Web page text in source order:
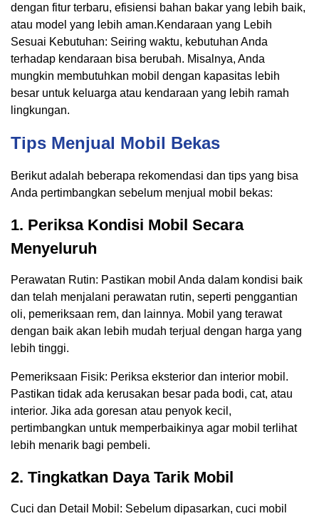
dengan fitur terbaru, efisiensi bahan bakar yang lebih baik,
atau model yang lebih aman.Kendaraan yang Lebih
Sesuai Kebutuhan: Seiring waktu, kebutuhan Anda
terhadap kendaraan bisa berubah. Misalnya, Anda
mungkin membutuhkan mobil dengan kapasitas lebih
besar untuk keluarga atau kendaraan yang lebih ramah
lingkungan.
Tips Menjual Mobil Bekas
Berikut adalah beberapa rekomendasi dan tips yang bisa
Anda pertimbangkan sebelum menjual mobil bekas:
1. Periksa Kondisi Mobil Secara
Menyeluruh
Perawatan Rutin: Pastikan mobil Anda dalam kondisi baik
dan telah menjalani perawatan rutin, seperti penggantian
oli, pemeriksaan rem, dan lainnya. Mobil yang terawat
dengan baik akan lebih mudah terjual dengan harga yang
lebih tinggi.
Pemeriksaan Fisik: Periksa eksterior dan interior mobil.
Pastikan tidak ada kerusakan besar pada bodi, cat, atau
interior. Jika ada goresan atau penyok kecil,
pertimbangkan untuk memperbaikinya agar mobil terlihat
lebih menarik bagi pembeli.
2. Tingkatkan Daya Tarik Mobil
Cuci dan Detail Mobil: Sebelum dipasarkan, cuci mobil